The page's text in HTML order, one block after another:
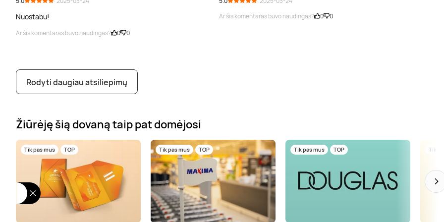
Nuostabu!
Ar šis komentaras buvo naudingas? 0 0
Ar šis komentaras buvo naudingas?
0 0
Rodyti daugiau atsiliepimų
Žiūrėję šią dovaną taip pat domėjosi
Tik pas mus TOP Tik pas mus TOP Tik pas mus TOP Tik